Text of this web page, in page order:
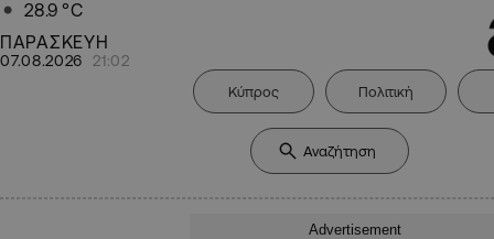
28.9 °C
ΠΑΡΑΣΚΕΥΗ
07.08.2026 21:02
Κύπρος Πολιτική
Advertisement